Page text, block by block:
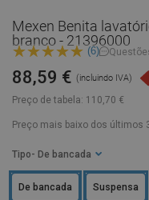
Mexen Benita
branco - 21396000
(6)
Preço de tabela: 110,70 €
88,59 € (incluindo IVA)
Preço mais baixo dos últimos
Tipo - De bancada
Suspensa
De bancada